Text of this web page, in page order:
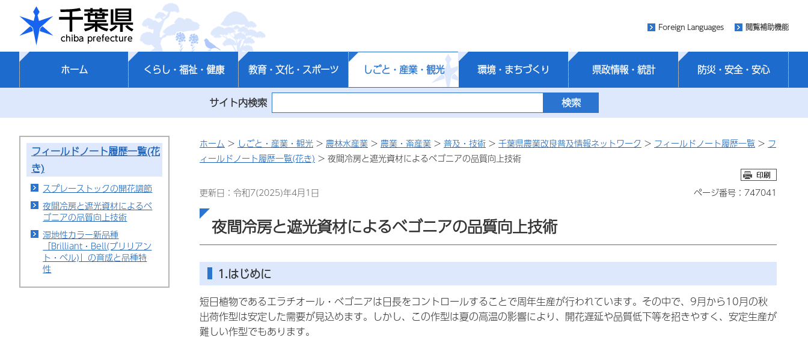
千葉県
Foreign Languages 閲覧補助機能
ホーム くらし・福祉・健康 教育・文化・スポーツ しごと・産業・観光 環境・まちづくり 県政情報・統計 防災・安全・安心
サイト内検索
フィールドノート履歴一覧(花
き)
スプレーストックの開花調節
夜間冷房と遮光資材によるベ
ゴニアの品質向上技術
湿地性カラー新品種
「Brilliant・Bell(ブリリアン
ト・ベル)」の育成と品種特
性
ホーム > しごと・産業・観光 > 農林水産業 > 農業・畜産業 > 普及・技術 > 千葉県農業改良普及情報ネットワーク > フィールドノート履歴一覧 > フ
ィールドノート履歴一覧(花き) > 夜間冷房と遮光資材によるベゴニアの品質向上技術
更新日：令和7(2025)年4月1日 ページ番号：747041
夜間冷房と遮光資材によるベゴニアの品質向上技術
1.はじめに
短日植物であるエラチオール・ベゴニアは日長をコントロールすることで周年生産が行われています。その中で、9月から10月の秋
出荷作型は安定した需要が見込めます。しかし、この作型は夏の高温の影響により、開花遅延や品質低下等を招きやすく、安定生産が
難しい作型でもあります。